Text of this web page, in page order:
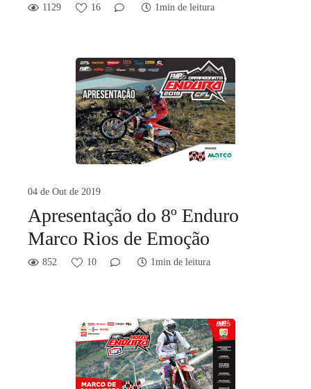
1129 16 1min de leitura
04 de Out de 2019
Apresentação do 8º Enduro
Marco Rios de Emoção
852 10 1min de leitura